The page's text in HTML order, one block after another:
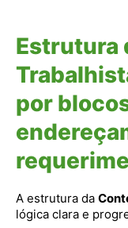
Estrutura
por
A estrutura da
lógica clara e